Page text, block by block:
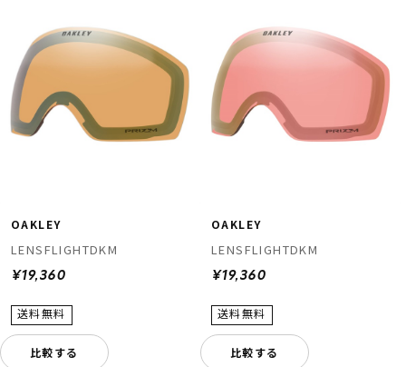
中古/アウトレット スノ
ー
店舗一覧
お問い合わせ
ニュース
ムラサキスポーツ 公式アプリ
ポイント・クーポンもこのアプリで！
OAKLEY
LENSFLIGHTDKM
¥19,360
比較する
OAKLEY
LENSFLIGHTDKM
¥19,360
比較する